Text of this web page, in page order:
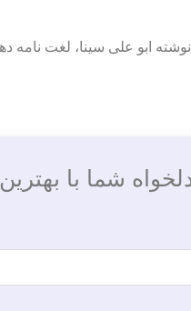
ابو علی سینا، لغت
شما با بهترین